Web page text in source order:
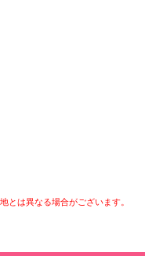
とは異なる場合がございます。